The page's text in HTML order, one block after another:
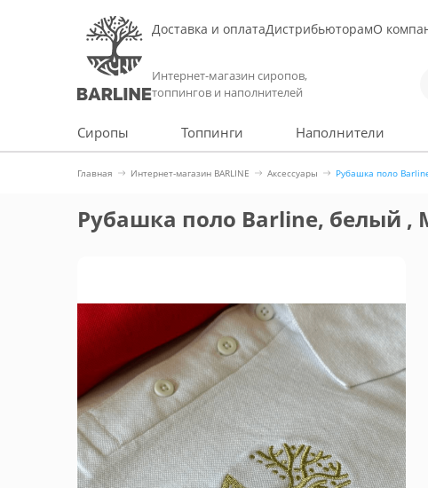
Доставка и оплатаДистрибьюторамО
Интернет-магазин сиропов,
топпингов и наполнителей
Сиропы Топпинги Наполнители
Главная Интернет-магазин BARLINE Аксессуары Рубашка поло
Рубашка поло Barline, белый ,